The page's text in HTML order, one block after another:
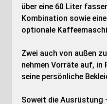
über eine 60 Liter
Kombination sowie
optionale
Zwei auch von außen
nehmen Vorräte auf, in
seine persönliche
Soweit die Ausrüstung